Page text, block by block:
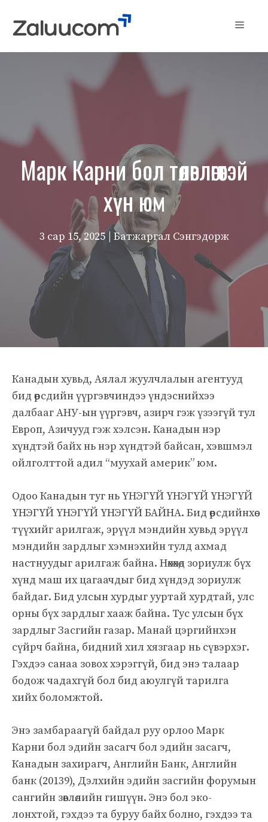
Menu
Марк Карни бол төлөвлөгөөтэй
хүн юм
3 сар 15, 2025 | Батжаргал Сэнгэдорж
Канадын хувьд, Аялал жуулчлалын агентууд
бид өөрсдийн үүргэвчиндээ үндэснийхээ
далбааг АНУ-ын үүргэвч, азирч гэж үзээгүй тул
Европ, Азичууд гэж хэлсэн. Канадын нэр
хүндтэй байх нь нэр хүндтэй байсан, хэвшмэл
ойлголттой адил “муухай америк” юм.
Одоо Канадын туг нь ҮНЭГҮЙ ҮНЭГҮЙ ҮНЭГҮЙ
ҮНЭГҮЙ ҮНЭГҮЙ ҮНЭГҮЙ БАЙНА. Бид өөрсдийнхөө
түүхийг арилгаж, эрүүл мэндийн хувьд эрүүл
мэндийн зардлыг хэмнэхийн тулд ахмад
настнуудыг арилгаж байна. Нөхөхөд зориулж бүх
хүнд маш их цагаачдыг бид хүндэд зориулж
байдаг. Бид улсын хурдыг ууртай хурдтай, улс
орны бүх зардлыг хааж байна. Тус улсын бүх
зардлыг Засгийн газар. Манай цэргийнхэн
сүйрч байна, бидний хил хязгаар нь сүвэрхэг.
Гэхдээ санаа зовох хэрэггүй, бид энэ талаар
бодож чадахгүй бол бид аюулгүй тарилга
хийх боломжтой.
Энэ замбараагүй байдал руу орлоо Марк
Карни бол эдийн засагч бол эдийн засагч,
Канадын захирагч, Английн Банк, Английн
банк (20139), Дэлхийн эдийн засгийн форумын
сангийн зөвлөлийн гишүүн. Энэ бол эко-
лонхтой, гэхдээ та буруу байх болно, гэхдээ та